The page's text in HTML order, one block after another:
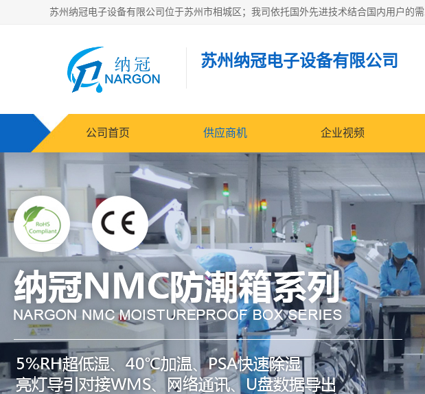
苏州纳冠电子设备有限公司
公司首页 供应商机 企业视频